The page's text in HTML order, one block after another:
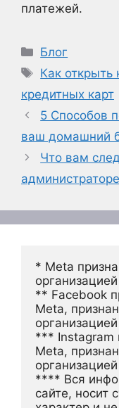
платежей.
Рубрики
Блог
Метки
Как открыть
кредитных карт
5 Способов
ваш домашний
Что вам
* Meta
** Facebook
Meta,
*** Instagram
Meta,
**** Вся
сайте, носит